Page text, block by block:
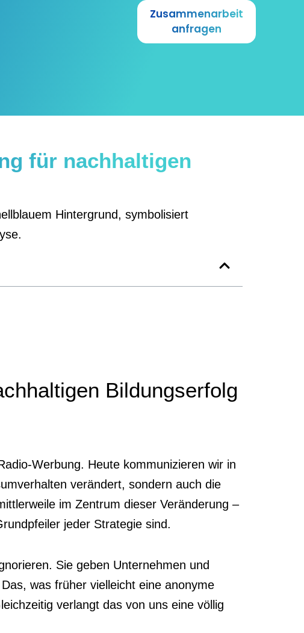
Zusammenarbeit
anfragen
für nachhaltigen
Bildungserfolg
Werbung. Heute kommunizieren wir in
verändert, sondern auch die
im Zentrum dieser Veränderung –
jeder Strategie sind.
Sie geben Unternehmen und
was früher vielleicht eine anonyme
verlangt das von uns eine völlig